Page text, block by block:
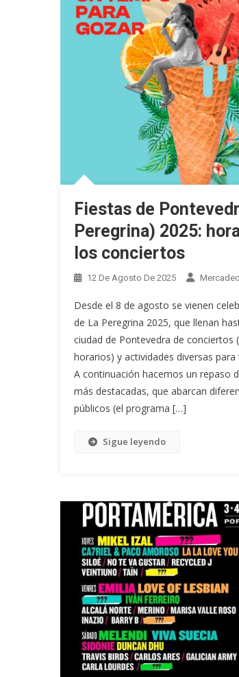
Fiestas de
Peregrina) 2025:
los conciertos
12 De Agosto De 2025
Desde el 8 de agosto se vienen
de La Peregrina 2025, que llenan
ciudad de Pontevedra de conciertos
horarios) y actividades diversas para
A continuación hacemos un repaso
más destacadas, que abarcan
públicos (el programa […]
Sigue leyendo